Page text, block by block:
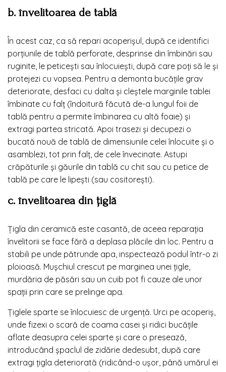
b. învelitoarea de tablă
În acest caz, ca să repari acoperișul, după ce identifici
porțiunile de tablă perforate, desprinse din îmbinări sau
ruginite, le peticești sau înlocuiești, după care poți să le și
protejezi cu vopsea. Pentru a demonta bucățile grav
deteriorate, desfaci cu dalta și cleștele marginile tablei
îmbinate cu falț (îndoitură făcută de-a lungul foii de
tablă pentru a permite îmbinarea cu altă foaie) și
extragi partea stricată. Apoi trasezi și decupezi o
bucată nouă de tablă de dimensiunile celei înlocuite și o
asamblezi, tot prin falț, de cele învecinate. Astupi
crăpăturile și găurile din tablă cu chit sau cu petice de
tablă pe care le lipești (sau cositorești).
c. învelitoarea din țiglă
Țigla din ceramică este casantă, de aceea reparația
învelitorii se face fără a deplasa plăcile din loc. Pentru a
stabili pe unde pătrunde apa, inspectează podul într-o zi
ploioasă. Mușchiul crescut pe marginea unei țigle,
murdăria de păsări sau un cuib pot fi cauze ale unor
spații prin care se prelinge apa.
Țiglele sparte se înlocuiesc de urgență. Urci pe acoperiș,
unde fizexi o scară de coama casei și ridici bucățile
aflate deasupra celei sparte și care o presează,
introducând șpaclul de zidărie dedesubt, după care
extragi țigla deteriorată (ridicând-o ușor, până umărul ei